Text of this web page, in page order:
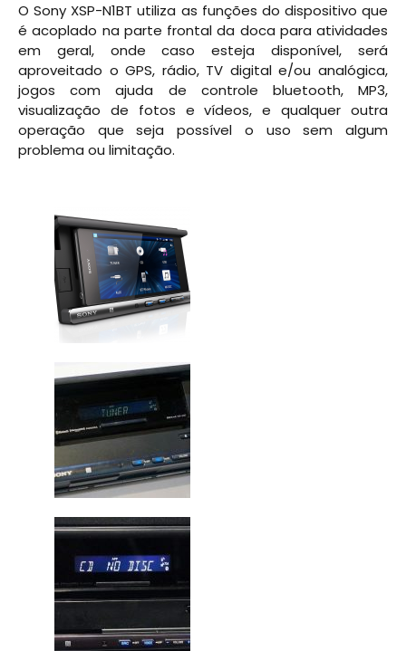
O Sony XSP-N1BT utiliza as funções do dispositivo que
é acoplado na parte frontal da doca para atividades
em geral, onde caso esteja disponível, será
aproveitado o GPS, rádio, TV digital e/ou analógica,
jogos com ajuda de controle bluetooth, MP3,
visualização de fotos e vídeos, e qualquer outra
operação que seja possível o uso sem algum
problema ou limitação.